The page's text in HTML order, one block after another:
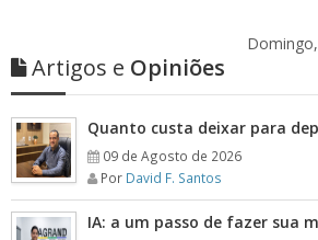
Artigos e Opiniões
Quanto custa deixar para
09 de Agosto de 2026
Por David F. Santos
IA: a um passo de fazer sua